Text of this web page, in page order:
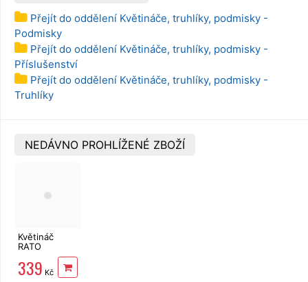
Přejít do oddělení Květináče, truhlíky, podmisky -
Podmisky
Přejít do oddělení Květináče, truhlíky, podmisky -
Příslušenství
Přejít do oddělení Květináče, truhlíky, podmisky -
Truhlíky
NEDÁVNO PROHLÍŽENÉ ZBOŽÍ
Květináč
RATO
SQUARE s
vložkou
hnědý 26,5
339 Kč